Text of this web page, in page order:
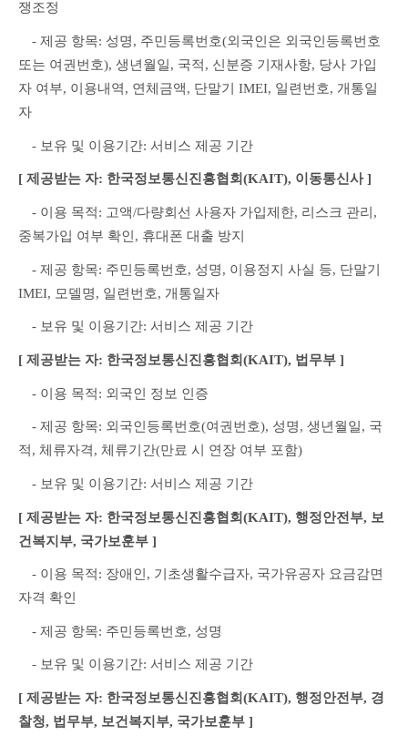
쟁조정
- 제공 항목: 성명, 주민등록번호(외국인은 외국인등록번호
또는 여권번호), 생년월일, 국적, 신분증 기재사항, 당사 가입
자 여부, 이용내역, 연체금액, 단말기 IMEI, 일련번호, 개통일
자
- 보유 및 이용기간: 서비스 제공 기간
[ 제공받는 자: 한국정보통신진흥협회(KAIT), 이동통신사 ]
- 이용 목적: 고액/다량회선 사용자 가입제한, 리스크 관리,
중복가입 여부 확인, 휴대폰 대출 방지
- 제공 항목: 주민등록번호, 성명, 이용정지 사실 등, 단말기
IMEI, 모델명, 일련번호, 개통일자
- 보유 및 이용기간: 서비스 제공 기간
[ 제공받는 자: 한국정보통신진흥협회(KAIT), 법무부 ]
- 이용 목적: 외국인 정보 인증
- 제공 항목: 외국인등록번호(여권번호), 성명, 생년월일, 국
적, 체류자격, 체류기간(만료 시 연장 여부 포함)
- 보유 및 이용기간: 서비스 제공 기간
[ 제공받는 자: 한국정보통신진흥협회(KAIT), 행정안전부, 보
건복지부, 국가보훈부 ]
- 이용 목적: 장애인, 기초생활수급자, 국가유공자 요금감면
자격 확인
- 제공 항목: 주민등록번호, 성명
- 보유 및 이용기간: 서비스 제공 기간
[ 제공받는 자: 한국정보통신진흥협회(KAIT), 행정안전부, 경
찰청, 법무부, 보건복지부, 국가보훈부 ]